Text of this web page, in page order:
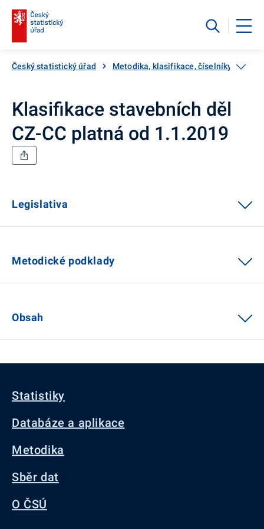
Český statistický úřad Metodika, klasifikace, číselníky
Klasifikace stavebních děl
CZ-CC platná od 1.1.2019
Legislativa
Metodické podklady
Obsah
Statistiky
Databáze a aplikace
Metodika
Sběr dat
O ČSÚ